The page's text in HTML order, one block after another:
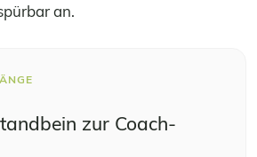
an.
zur Coach-